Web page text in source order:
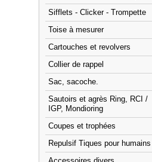
Sifflets - Clicker - Trompette
Toise à mesurer
Cartouches et revolvers
Collier de rappel
Sac, sacoche.
Sautoirs et agrès Ring, RCI /
IGP, Mondioring
Coupes et trophées
Repulsif Tiques pour humains